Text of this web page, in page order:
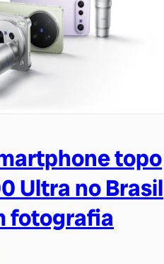
topo
Ultra no Brasil
fotografia